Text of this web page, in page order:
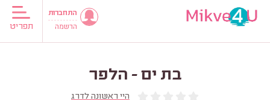
תפריט
התחברות
הרשמה
בת ים - הלפר
היי ראשונה לדרג